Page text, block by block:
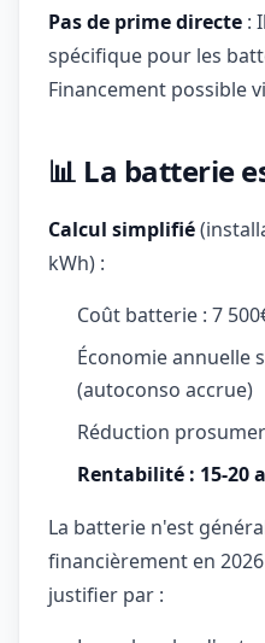
Pas de prime directe :
spécifique pour les
Financement possible
📊 La batterie
Calcul simplifié
kWh) :
Coût batterie : 7
Économie annuelle
(autoconso accrue)
Réduction
Rentabilité : 15-20
La batterie n'est
financièrement en
justifier par :